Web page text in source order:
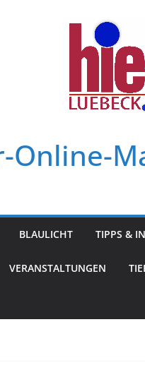
Online-
BLAULICHT TIPPS &
VERANSTALTUNGEN